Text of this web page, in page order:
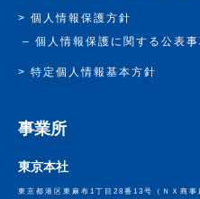
個人情報保護方針
個人情報保護に関する公表事
特定個人情報基本方針
事業所
東京本社
東京都港区東麻布1丁目28番13号
（ＮＸ商